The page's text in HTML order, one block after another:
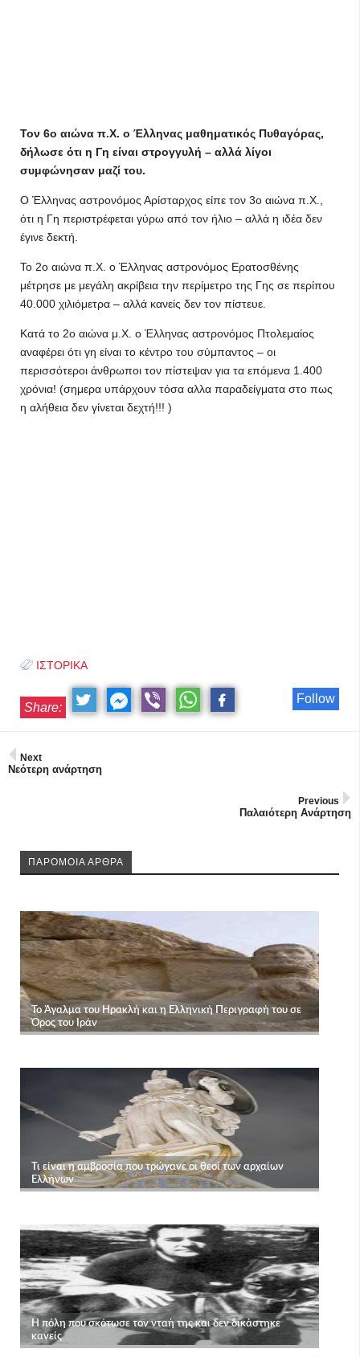
Τον 6ο αιώνα π.Χ. ο Έλληνας μαθηματικός Πυθαγόρας,
δήλωσε ότι η Γη είναι στρογγυλή – αλλά λίγοι
συμφώνησαν μαζί του.
Ο Έλληνας αστρονόμος Αρίσταρχος είπε τον 3ο αιώνα π.Χ.,
ότι η Γη περιστρέφεται γύρω από τον ήλιο – αλλά η ιδέα δεν
έγινε δεκτή.
Το 2ο αιώνα π.Χ. ο Έλληνας αστρονόμος Ερατοσθένης
μέτρησε με μεγάλη ακρίβεια την περίμετρο της Γης σε περίπου
40.000 χιλιόμετρα – αλλά κανείς δεν τον πίστευε.
Κατά το 2ο αιώνα μ.Χ. ο Έλληνας αστρονόμος Πτολεμαίος
αναφέρει ότι γη είναι το κέντρο του σύμπαντος – οι
περισσότεροι άνθρωποι τον πίστεψαν για τα επόμενα 1.400
χρόνια! (σημερα υπάρχουν τόσα αλλα παραδείγματα στο πως
η αλήθεια δεν γίνεται δεχτή!!! )
ΙΣΤΟΡΙΚΑ
Follow
Share:
Next
Νεότερη ανάρτηση
Previous
Παλαιότερη Ανάρτηση
ΠΑΡΟΜΟΙΑ ΑΡΘΡΑ